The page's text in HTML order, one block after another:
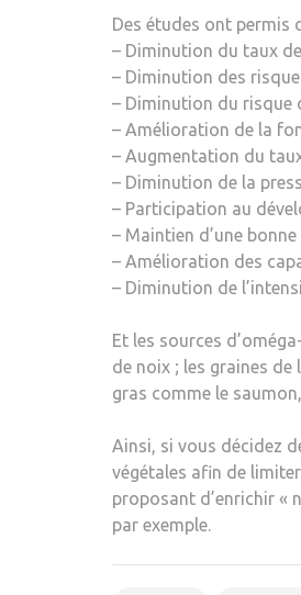
Des études ont permis
– Diminution du taux
– Diminution des
– Diminution du risque
– Amélioration de la
– Augmentation du
– Diminution de la
– Participation au
– Maintien d’une
– Amélioration des
– Diminution de
Et les sources
de noix ; les graines de
gras comme le
Ainsi, si vous décidez
végétales afin de
proposant d’enrichir «
par exemple.